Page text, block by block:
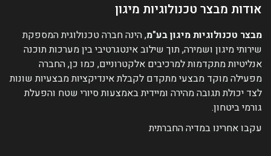
אודות מבצר טכנולוגיות מיגון
מבצר טכנולוגיות מיגון בע"מ, הינה חברה טכנולוגית המספקת
שירותי מיגון ושמירה, תוך שילוב אינטגרטיבי בין מערכות תוכנה
אנליטיות מתקדמות למרכיבים אלקטרוניים, כמו כן, החברה
מפעילה מוקד מבצעי מתקדם לקבלת אינדיקציות מבצעיות שונות
לצד יכולת תגובה מהירה ומיידית באמצעות סיורי שטח והפעלת
גורמי ביטחון.
עקבו אחרינו במדיה החברתית